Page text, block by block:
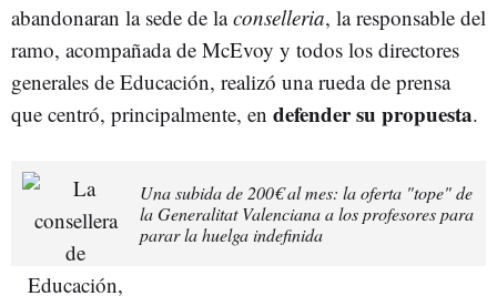
abandonaran la sede de laconselleria, la responsable del
ramo, acompañada de McEvoy y todos los directores
generales de Educación, realizó una rueda de prensa
que centró, principalmente, en defender su propuesta.
Una subida de 200€ al mes: la oferta "tope" de
la Generalitat Valenciana a los profesores para
parar la huelga indefinida